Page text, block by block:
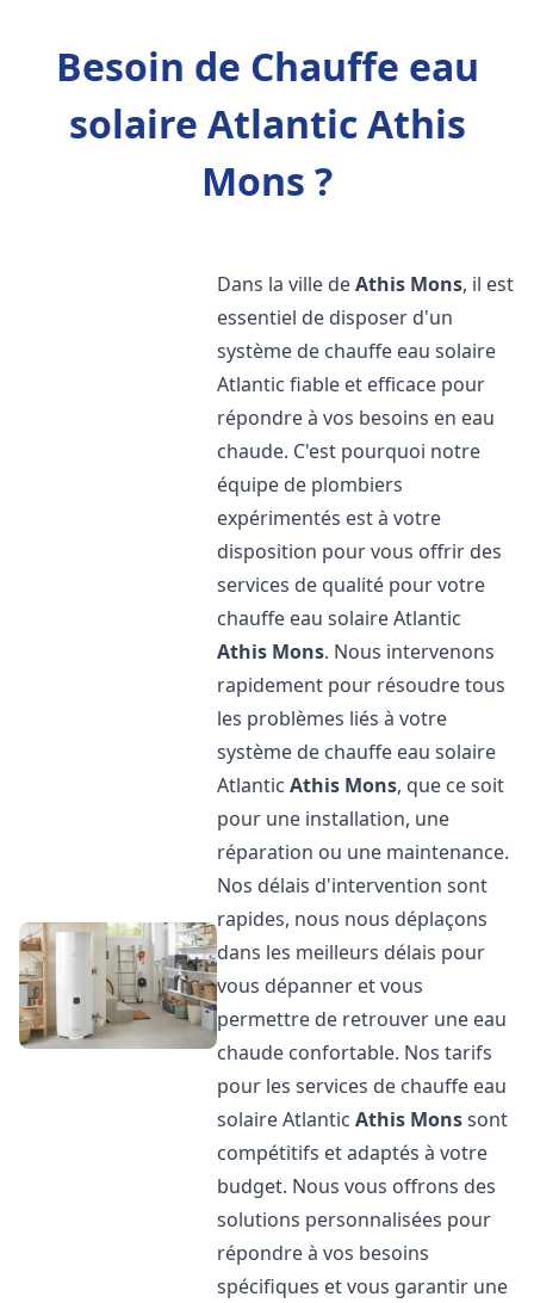
Besoin de Chauffe eau
solaire Atlantic Athis
Mons ?
Dans la ville deAthis Mons, il est
essentiel de disposer d'un
système de chauffe eau solaire
Atlantic fiable et efficace pour
répondre à vos besoins en eau
chaude. C'est pourquoi notre
équipe de plombiers
expérimentés est à votre
disposition pour vous offrir des
services de qualité pour votre
chauffe eau solaire Atlantic
Athis Mons. Nous intervenons
rapidement pour résoudre tous
les problèmes liés à votre
système de chauffe eau solaire
AtlanticAthis Mons, que ce soit
pour une installation, une
réparation ou une maintenance.
Nos délais d'intervention sont
rapides, nous nous déplaçons
dans les meilleurs délais pour
vous dépanner et vous
permettre de retrouver une eau
chaude confortable. Nos tarifs
pour les services de chauffe eau
solaire AtlanticAthis Monssont
compétitifs et adaptés à votre
budget. Nous vous offrons des
solutions personnalisées pour
répondre à vos besoins
spécifiques et vous garantir une